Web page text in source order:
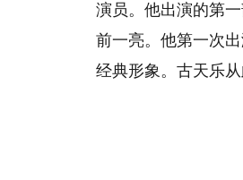
演员。他出演的第
前一亮。他第一次
经典形象。古天乐